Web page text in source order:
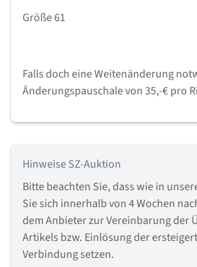
Größe 61
Falls doch eine Weitenänderung
Änderungspauschale von 35,-€ pro
Hinweise SZ-Auktion
Bitte beachten Sie, dass wie in
Sie sich innerhalb von 4 Wochen
dem Anbieter zur Vereinbarung der
Artikels bzw. Einlösung der
Verbindung setzen.